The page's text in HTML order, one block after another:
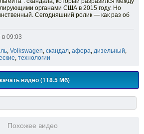
органами США в 2015 году. Но
Сегодняшний ролик — как раз об
09:03
, Volkswagen, скандал, афера, дизельный,
, технологии
видео (118.5 Мб)
Похожее видео